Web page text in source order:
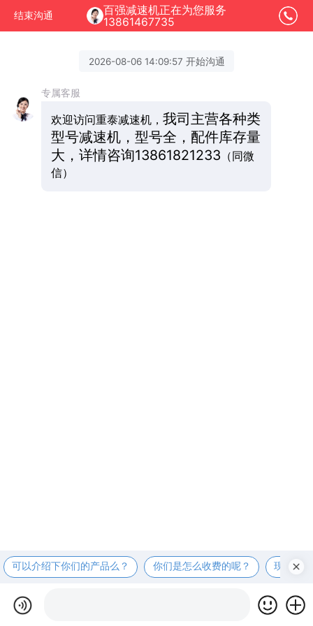
结束沟通
百强减速机正在为您服务
13861467735
2026-08-06 14:09:57 开始沟通
专属客服
欢迎访问重泰减速机， 我司主营各种类
型号减速机，型号全，配件库存量
大，详情咨询13861821233 （同微
信）
可以介绍下你们的产品么？ 你们是怎么收费的呢？ 现在有